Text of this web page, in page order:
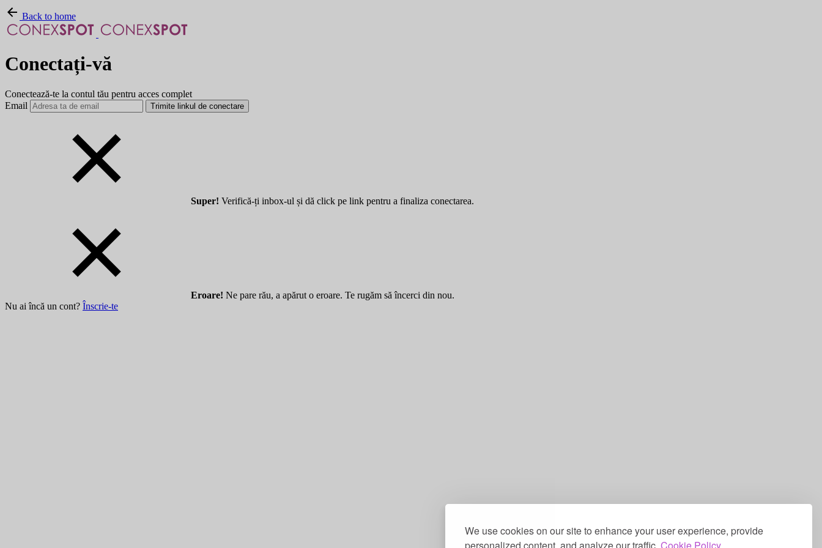
We use cookies on our site to enhance your user experience, provide
Back to home
Conectați-vă
Conectează-te la contul tău pentru acces complet
Email
Trimite linkul de conectare
Super! Verifică-ți inbox-ul și dă click pe link pentru a finaliza conectarea.
Eroare! Ne pare rău, a apărut o eroare. Te rugăm să încerci din nou.
Nu ai încă un cont? Înscrie-te